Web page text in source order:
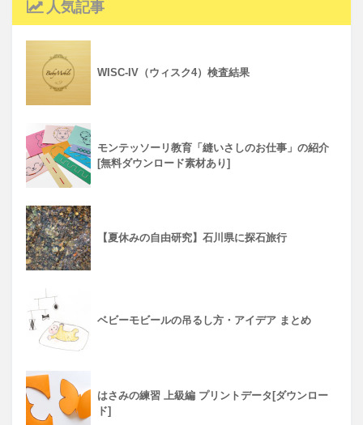
人気記事
WISC-IV（ウィスク4）検査結果
モンテッソーリ教育「縫いさしのお仕事」の紹介
[無料ダウンロード素材あり]
【夏休みの自由研究】石川県に探石旅行
ベビーモビールの吊るし方・アイデア まとめ
はさみの練習 上級編 プリントデータ[ダウンロー
ド]